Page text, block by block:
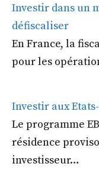
Investir dans un
défiscaliser
En France, la
pour les
Investir aux
Le programme
résidence
investisseur…